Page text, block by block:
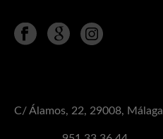
C/ Álamos, 22, 29008, Málaga